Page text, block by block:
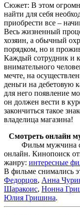
Сюжет: В этом
найти для себя
приобрести все –
Весь жизненный
хозяин, а обычный
порядком, но и
Каждый сотрудник и
внимательного
мечте, на
деньги на дебетовую
для него появление
он должен вести в
закончиться такое
владелица магазина!
Смотреть онлайн
Фильм мужчина с
онлайн. Кинопоиск
жанру: интересные
В фильме снимались
Федорцов, Анна
Шаракоис, Нонна
Юлия Гришина.